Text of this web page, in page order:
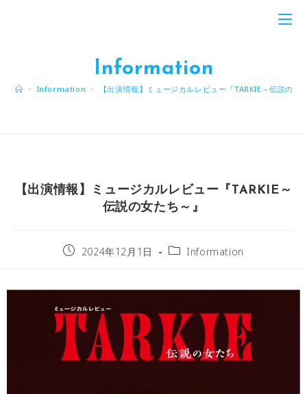
Information
> Information > 【出演情報】ミュージカルレビュー『TARKIE～伝説の女
【出演情報】ミュージカルレビュー『TARKIE～
伝説の女たち～』
2024年12月1日 Information